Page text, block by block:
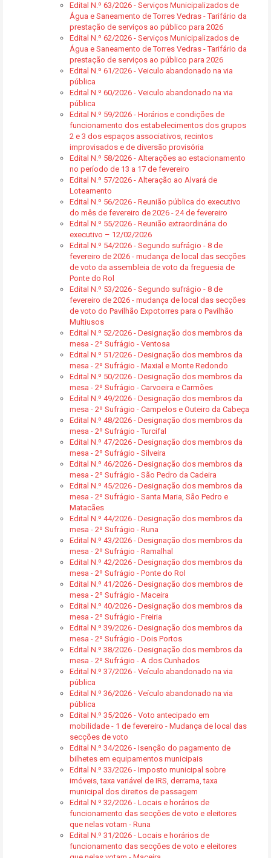
Edital N.º 63/2026 - Serviços Municipalizados de
Água e Saneamento de Torres Vedras - Tarifário da
prestação de serviços ao público para 2026
Edital N.º 62/2026 - Serviços Municipalizados de
Água e Saneamento de Torres Vedras - Tarifário da
prestação de serviços ao público para 2026
Edital N.º 61/2026 - Veiculo abandonado na via
pública
Edital N.º 60/2026 - Veiculo abandonado na via
pública
Edital N.º 59/2026 - Horários e condições de
funcionamento dos estabelecimentos dos grupos
2 e 3 dos espaços associativos, recintos
improvisados e de diversão provisória
Edital N.º 58/2026 - Alterações ao estacionamento
no período de 13 a 17 de fevereiro
Edital N.º 57/2026 - Alteração ao Alvará de
Loteamento
Edital N.º 56/2026 - Reunião pública do executivo
do mês de fevereiro de 2026 - 24 de fevereiro
Edital N.º 55/2026 - Reunião extraordinária do
executivo – 12/02/2026
Edital N.º 54/2026 - Segundo sufrágio - 8 de
fevereiro de 2026 - mudança de local das secções
de voto da assembleia de voto da freguesia de
Ponte do Rol
Edital N.º 53/2026 - Segundo sufrágio - 8 de
fevereiro de 2026 - mudança de local das secções
de voto do Pavilhão Expotorres para o Pavilhão
Multiusos
Edital N.º 52/2026 - Designação dos membros da
mesa - 2º Sufrágio - Ventosa
Edital N.º 51/2026 - Designação dos membros da
mesa - 2º Sufrágio - Maxial e Monte Redondo
Edital N.º 50/2026 - Designação dos membros da
mesa - 2º Sufrágio - Carvoeira e Carmões
Edital N.º 49/2026 - Designação dos membros da
mesa - 2º Sufrágio - Campelos e Outeiro da Cabeça
Edital N.º 48/2026 - Designação dos membros da
mesa - 2º Sufrágio - Turcifal
Edital N.º 47/2026 - Designação dos membros da
mesa - 2º Sufrágio - Silveira
Edital N.º 46/2026 - Designação dos membros da
mesa - 2º Sufrágio - São Pedro da Cadeira
Edital N.º 45/2026 - Designação dos membros da
mesa - 2º Sufrágio - Santa Maria, São Pedro e
Matacães
Edital N.º 44/2026 - Designação dos membros da
mesa - 2º Sufrágio - Runa
Edital N.º 43/2026 - Designação dos membros da
mesa - 2º Sufrágio - Ramalhal
Edital N.º 42/2026 - Designação dos membros da
mesa - 2º Sufrágio - Ponte do Rol
Edital N.º 41/2026 - Designação dos membros de
mesa - 2º Sufrágio - Maceira
Edital N.º 40/2026 - Designação dos membros da
mesa - 2º Sufrágio - Freiria
Edital N.º 39/2026 - Designação dos membros da
mesa - 2º Sufrágio - Dois Portos
Edital N.º 38/2026 - Designação dos membros da
mesa - 2º Sufrágio - A dos Cunhados
Edital N.º 37/2026 - Veículo abandonado na via
pública
Edital N.º 36/2026 - Veículo abandonado na via
pública
Edital N.º 35/2026 - Voto antecipado em
mobilidade - 1 de fevereiro - Mudança de local das
secções de voto
Edital N.º 34/2026 - Isenção do pagamento de
bilhetes em equipamentos municipais
Edital N.º 33/2026 - Imposto municipal sobre
imóveis, taxa variável de IRS, derrama, taxa
municipal dos direitos de passagem
Edital N.º 32/2026 - Locais e horários de
funcionamento das secções de voto e eleitores
que nelas votam - Runa
Edital N.º 31/2026 - Locais e horários de
funcionamento das secções de voto e eleitores